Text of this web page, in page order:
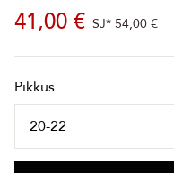
41,00 € SJ* 54,00 €
Pikkus